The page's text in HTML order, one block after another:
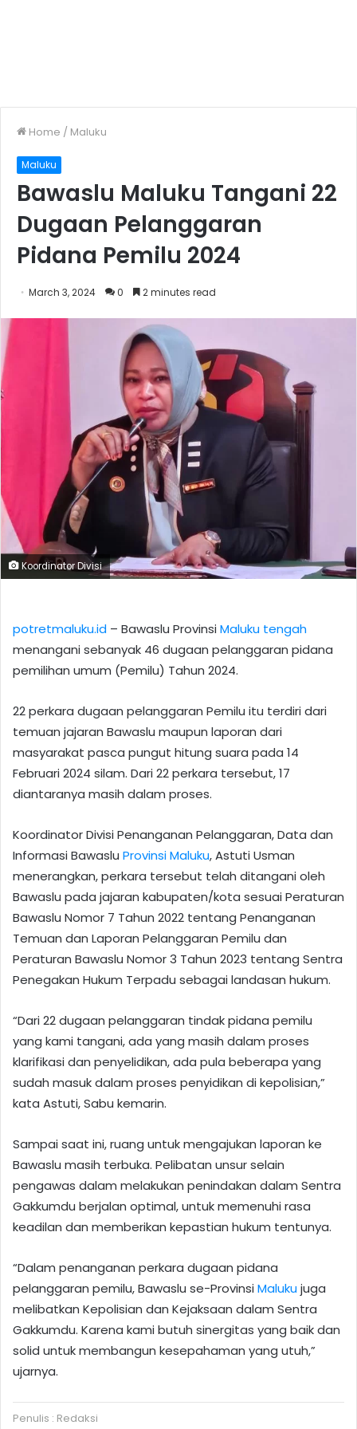
Home / Maluku
Maluku
Bawaslu Maluku Tangani 22
Dugaan Pelanggaran
Pidana Pemilu 2024
March 3, 2024 0 2 minutes read
Koordinator Divisi
potretmaluku.id – Bawaslu ProvinsiMaluku tengah
menangani sebanyak 46 dugaan pelanggaran pidana
pemilihan umum (Pemilu) Tahun 2024.
22 perkara dugaan pelanggaran Pemilu itu terdiri dari
temuan jajaran Bawaslu maupun laporan dari
masyarakat pasca pungut hitung suara pada 14
Februari 2024 silam. Dari 22 perkara tersebut, 17
diantaranya masih dalam proses.
Koordinator Divisi Penanganan Pelanggaran, Data dan
Informasi Bawaslu Provinsi Maluku, Astuti Usman
menerangkan, perkara tersebut telah ditangani oleh
Bawaslu pada jajaran kabupaten/kota sesuai Peraturan
Bawaslu Nomor 7 Tahun 2022 tentang Penanganan
Temuan dan Laporan Pelanggaran Pemilu dan
Peraturan Bawaslu Nomor 3 Tahun 2023 tentang Sentra
Penegakan Hukum Terpadu sebagai landasan hukum.
“Dari 22 dugaan pelanggaran tindak pidana pemilu
yang kami tangani, ada yang masih dalam proses
klarifikasi dan penyelidikan, ada pula beberapa yang
sudah masuk dalam proses penyidikan di kepolisian,”
kata Astuti, Sabu kemarin.
Sampai saat ini, ruang untuk mengajukan laporan ke
Bawaslu masih terbuka. Pelibatan unsur selain
pengawas dalam melakukan penindakan dalam Sentra
Gakkumdu berjalan optimal, untuk memenuhi rasa
keadilan dan memberikan kepastian hukum tentunya.
“Dalam penanganan perkara dugaan pidana
pelanggaran pemilu, Bawaslu se-ProvinsiMalukujuga
melibatkan Kepolisian dan Kejaksaan dalam Sentra
Gakkumdu. Karena kami butuh sinergitas yang baik dan
solid untuk membangun kesepahaman yang utuh,”
ujarnya.
Penulis : Redaksi